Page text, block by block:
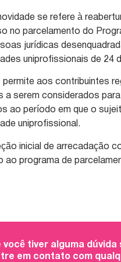
se refere à
no parcelamento do
jurídicas
uniprofissionais de 24
permite aos contribuintes
a serem considerados
ao período em que o
uniprofissional.
inicial de arrecadação
ao programa de
você tiver alguma
em contato com